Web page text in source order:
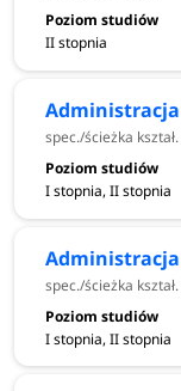
II stopnia
spec./ścieżka
I stopnia, II stopnia
spec./ścieżka
I stopnia, II stopnia